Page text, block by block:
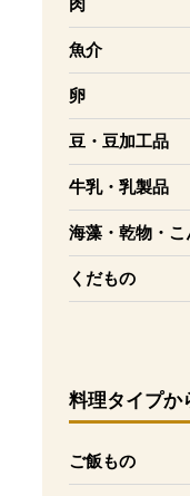
肉
を開く
魚介
を開く
卵
を開く
豆・豆加工品
を開く
牛乳・乳製品
を開く
海藻・乾物・こ
を開く
くだもの
を開く
料理タイプか
ご飯もの
を開く